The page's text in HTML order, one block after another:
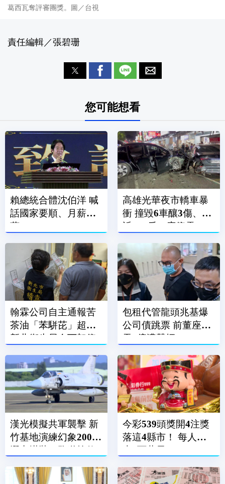
葛西瓦奪評審團獎。圖／台視
責任編輯／張碧珊
您可能想看
賴總統合體沈伯洋 喊
話國家要順、月薪破3
萬
高雄光華夜市轎車暴
衝 撞毀6車釀3傷、附
近600戶一度停電
翰霖公司自主通報苦
茶油「苯駢芘」超標
新北衛生局令下架停
包租代管龍頭兆基爆
公司債跳票 前董座涉
吞7億遭聲押
漢光模擬共軍襲擊 新
竹基地演練幻象2000
潛力掛裝、跑道搶修
今彩539頭獎開4注獎
落這4縣市！ 每人抱
走6百萬元